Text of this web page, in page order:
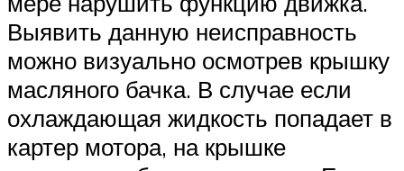
Выявить данную неисправность
можно визуально осмотрев крышку
масляного бачка. В случае если
охлаждающая жидкость попадает в
картер мотора, на крышке